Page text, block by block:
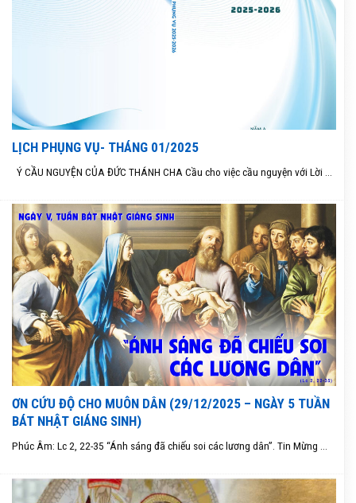
LỊCH PHỤNG VỤ- THÁNG 01/2025
Ý CẦU NGUYỆN CỦA ĐỨC THÁNH CHA Cầu cho việc cầu nguyện với Lời ...
ƠN CỨU ĐỘ CHO MUÔN DÂN (29/12/2025 – NGÀY 5 TUẦN
BÁT NHẬT GIÁNG SINH)
Phúc Âm: Lc 2, 22-35 “Ánh sáng đã chiếu soi các lương dân”. Tin Mừng ...